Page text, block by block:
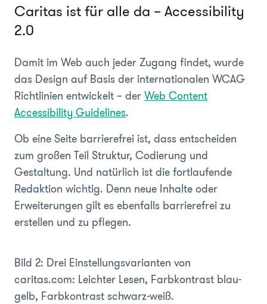
Caritas ist für alle da – Accessibility
2.0
Damit im Web auch jeder Zugang findet, wurde
das Design auf Basis der internationalen WCAG
Richtlinien entwickelt – derWeb Content
Accessibility Guidelines.
Ob eine Seite barrierefrei ist, dass entscheiden
zum großen Teil Struktur, Codierung und
Gestaltung. Und natürlich ist die fortlaufende
Redaktion wichtig. Denn neue Inhalte oder
Erweiterungen gilt es ebenfalls barrierefrei zu
erstellen und zu pflegen.
Bild 2: Drei Einstellungsvarianten von
caritas.com: Leichter Lesen, Farbkontrast blau-
gelb, Farbkontrast schwarz-weiß.